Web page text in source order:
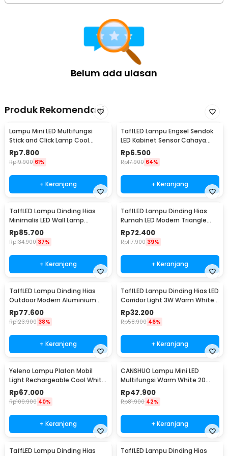
Belum ada ulasan
Produk Rekomendasi
Lampu Mini LED Multifungsi
Stick and Click Lamp Cool
White 6.5cm - LL003
Rp7.800
Rp19.900 61%
+ Keranjang
TaffLED Lampu Engsel Sendok
LED Kabinet Sensor Cahaya
Cool White 12V - XYD
Rp6.500
Rp17.900 64%
+ Keranjang
TaffLED Lampu Dinding Hias
Minimalis LED Wall Lamp
Aluminium 12W Warm White -
B1001
Rp85.700
Rp134.900 37%
+ Keranjang
TaffLED Lampu Dinding Hias
Rumah LED Modern Triangle
Aluminium 3W - ABD-3W-SJX
Rp72.400
Rp117.900 39%
+ Keranjang
TaffLED Lampu Dinding Hias
Outdoor Modern Aluminium
6W Warm White - MSL021
Rp77.600
Rp123.900 38%
+ Keranjang
TaffLED Lampu Dinding Hias LED
Corridor Light 3W Warm White
3000K - F0011
Rp32.200
Rp58.900 46%
+ Keranjang
Yeleno Lampu Plafon Mobil
Light Rechargeable Cool White
2.2W - Y-975
Rp67.000
Rp109.900 40%
+ Keranjang
CANSHUO Lampu Mini LED
Multifungsi Warm White 20
Lumens 1W 3 PCS - YJ-904
Rp47.900
Rp81.900 42%
+ Keranjang
TaffLED Lampu Dinding Hias
TaffLED Lampu Dinding Hias